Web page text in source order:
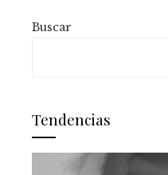
Buscar
Tendencias